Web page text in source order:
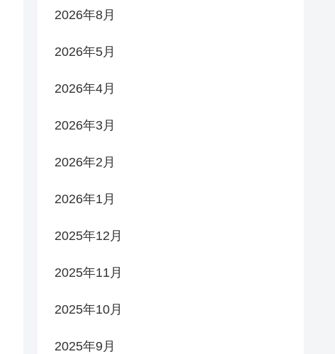
2026年8月
2026年5月
2026年4月
2026年3月
2026年2月
2026年1月
2025年12月
2025年11月
2025年10月
2025年9月